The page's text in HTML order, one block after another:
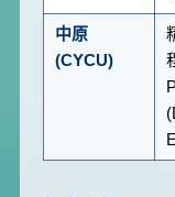
中原
(CYCU)